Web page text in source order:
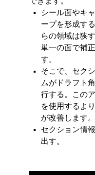
シール面やキ
ープを形成す
らの領域は狭
単一の面で補
す。​
そこで、セク
ムがドラフト
行する。この
を使用するよ
が改善します。​
セクション情
出す。